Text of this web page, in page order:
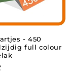
- 450
full colour